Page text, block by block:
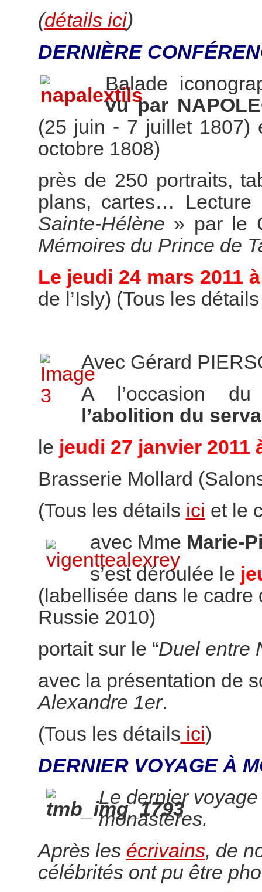
(détails ici)
DERNIÈRE
Balade
vu par
(25 juin - 7 juillet
octobre 1808)
près de 250 portraits,
plans, cartes…
Sainte-Hélène » par le
Mémoires du Prince de
Le jeudi 24 mars 2011
de l’Isly) (Tous les
Avec Gérard
A l’occasion
l’abolition du
le jeudi 27 janvier 2011
Brasserie Mollard
(Tous les détails ici et le
avec Mme Marie-
s’est déroulée le
(labellisée dans le cadre
Russie 2010)
portait sur le “Duel entre
avec la présentation de
Alexandre 1er.
(Tous les détails ici)
DERNIER VOYAGE À
Le dernier
monastères.
Après les écrivains, de
célébrités ont pu être